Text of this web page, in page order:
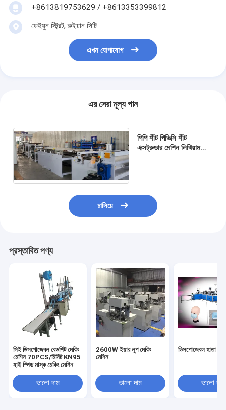
+8613819753629 / +8613353399812
ফেইয়ুন স্ট্রিট, রুইয়ান সিটি
এখন যোগাযোগ
এর সেরা মূল্য পান
পিপি শীট পিভিসি শীট
এক্সট্রুডার মেশিন লিথিয়াম
চালিয়ে
প্রস্তাবিত পণ্য
সিই ডিসপোজেবল বেডশিট মেকিং
মেশিন 70PCS/মিনিট KN95
হাই স্পিড মাস্ক মেকিং মেশিন
ভালো দাম
2600W ইয়ার লুপ মেকিং
মেশিন
ভালো দাম
ডিসপোজেবল হাতা
ভালো দাম